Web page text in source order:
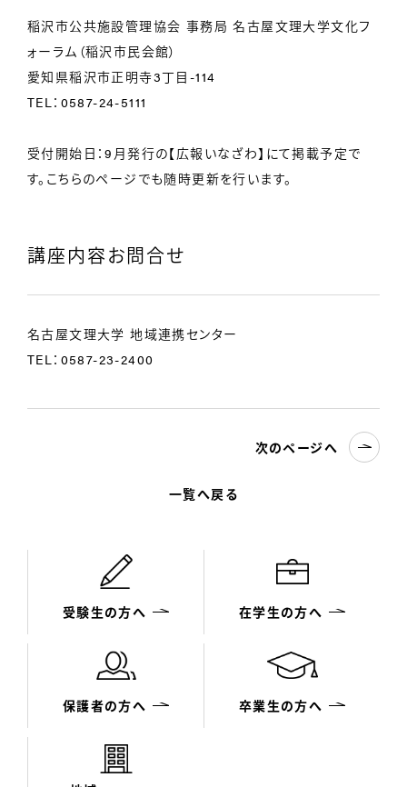
稲沢市公共施設管理協会 事務局 名古屋文理大学文化フ
ォーラム（稲沢市民会館）
愛知県稲沢市正明寺3丁目-114
TEL：0587-24-5111
受付開始日：9月発行の【広報いなざわ】にて掲載予定で
す。こちらのページでも随時更新を行います。
講座内容お問合せ
名古屋文理大学 地域連携センター
TEL：0587-23-2400
一覧へ戻る
次のページへ
受験生の方へ 在学生の方へ
保護者の方へ 卒業生の方へ